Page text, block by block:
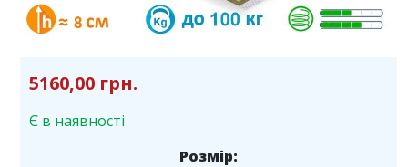
5160,00 грн.
Є в наявності
Розмір: